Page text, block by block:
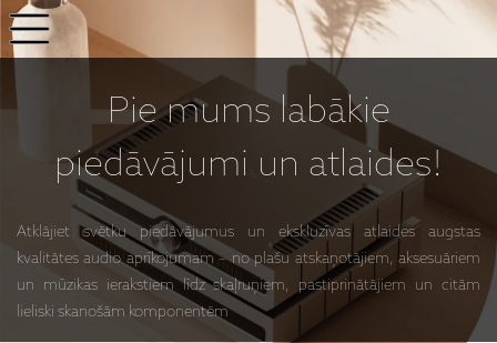
Pie mumslabākie
piedāvājumi un atlaides!
Atklājiet svētku piedāvājumus un ekskluzīvas atlaides augstas
kvalitātes audio aprīkojumam – no plašu atskaņotājiem, aksesuāriem
un mūzikas ierakstiem līdz skaļruņiem, pastiprinātājiem un citām
lieliski skanošām komponentēm